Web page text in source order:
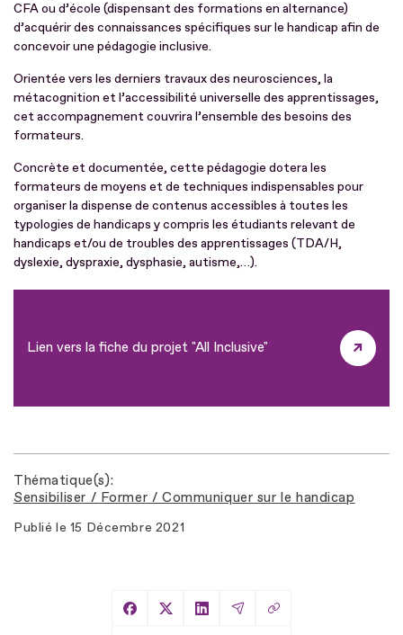
CFA ou d’école (dispensant des formations en alternance)
d’acquérir des connaissances spécifiques sur le handicap afin de
concevoir une pédagogie inclusive.
Orientée vers les derniers travaux des neurosciences, la
métacognition et l’accessibilité universelle des apprentissages,
cet accompagnement couvrira l’ensemble des besoins des
formateurs.
Concrète et documentée, cette pédagogie dotera les
formateurs de moyens et de techniques indispensables pour
organiser la dispense de contenus accessibles à toutes les
typologies de handicaps y compris les étudiants relevant de
handicaps et/ou de troubles des apprentissages (TDA/H,
dyslexie, dyspraxie, dysphasie, autisme,…).
Lien vers la fiche du projet "All Inclusive"
Thématique(s)
Sensibiliser / Former / Communiquer sur le handicap
Publié le 15 Décembre 2021
Partager sur Facebook
Partager sur X
Partager sur LinkedIn
Partager par Email
Copier le lien